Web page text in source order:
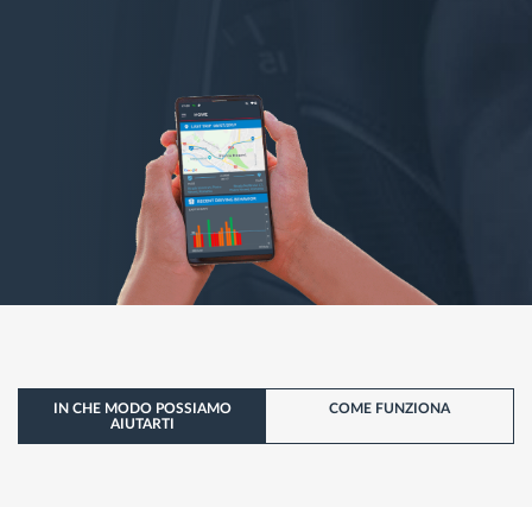
IN CHE MODO POSSIAMO
AIUTARTI
COME FUNZIONA